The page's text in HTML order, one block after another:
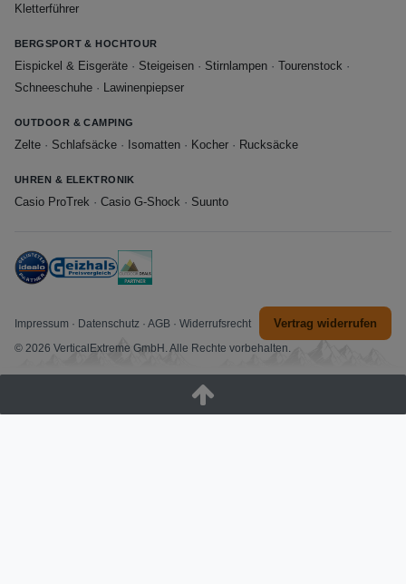
Kletterführer
BERGSPORT & HOCHTOUR
Eispickel & Eisgeräte · Steigeisen · Stirnlampen · Tourenstock ·
Schneeschuhe · Lawinenpiepser
OUTDOOR & CAMPING
Zelte · Schlafsäcke · Isomatten · Kocher · Rucksäcke
UHREN & ELEKTRONIK
Casio ProTrek · Casio G-Shock · Suunto
Impressum · Datenschutz · AGB · Widerrufsrecht Vertrag widerrufen
© 2026 VerticalExtreme GmbH. Alle Rechte vorbehalten.